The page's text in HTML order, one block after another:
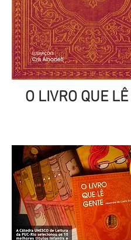
O LIVRO QUE